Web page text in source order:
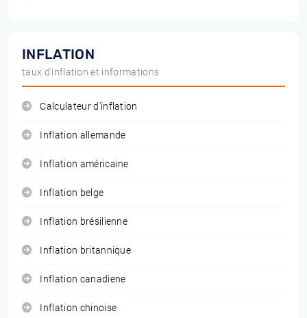
INFLATION
taux d'inflation et informations
Calculateur d'inflation
Inflation allemande
Inflation américaine
Inflation belge
Inflation brésilienne
Inflation britannique
Inflation canadiene
Inflation chinoise